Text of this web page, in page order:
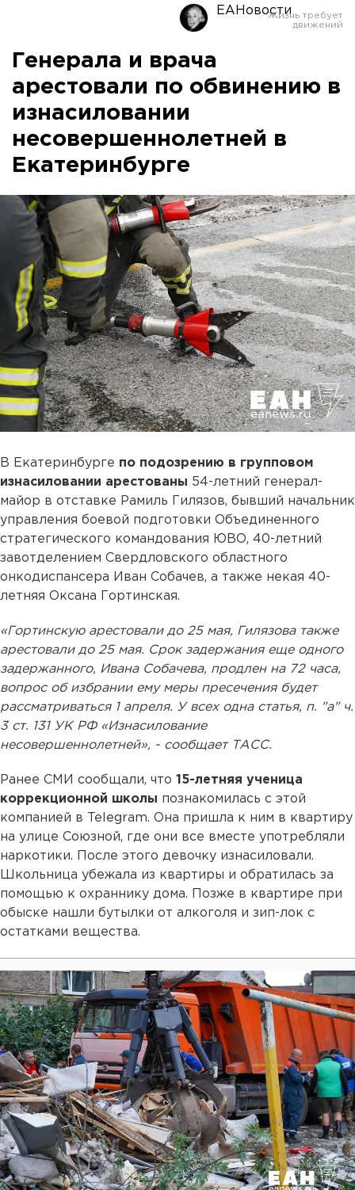
ЕАНовости
Генерала и врача
арестовали по обвинению в
изнасиловании
несовершеннолетней в
Екатеринбурге
В Екатеринбурге по подозрению в групповом
изнасиловании арестованы 54-летний генерал-
майор в отставке Рамиль Гилязов, бывший начальник
управления боевой подготовки Объединенного
стратегического командования ЮВО, 40-летний
завотделением Свердловского областного
онкодиспансера Иван Собачев, а также некая 40-
летняя Оксана Гортинская.
«Гортинскую арестовали до 25 мая, Гилязова также
арестовали до 25 мая. Срок задержания еще одного
задержанного, Ивана Собачева, продлен на 72 часа,
вопрос об избрании ему меры пресечения будет
рассматриваться 1 апреля. У всех одна статья, п. "а" ч.
3 ст. 131 УК РФ «Изнасилование
несовершеннолетней», - сообщает ТАСС.
Ранее СМИ сообщали, что 15-летняя ученица
коррекционной школы познакомилась с этой
компанией в Telegram. Она пришла к ним в квартиру
на улице Союзной, где они все вместе употребляли
наркотики. После этого девочку изнасиловали.
Школьница убежала из квартиры и обратилась за
помощью к охраннику дома. Позже в квартире при
обыске нашли бутылки от алкоголя и зип-лок с
остатками вещества.